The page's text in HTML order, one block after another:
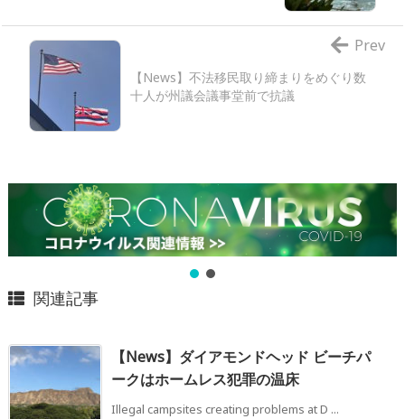
【News】不法移民取り締まりをめぐり数
十人が州議会議事堂前で抗議
Prev
関連記事
【News】ダイアモンドヘッド ビーチパ
ークはホームレス犯罪の温床
Illegal campsites creating problems at D ...